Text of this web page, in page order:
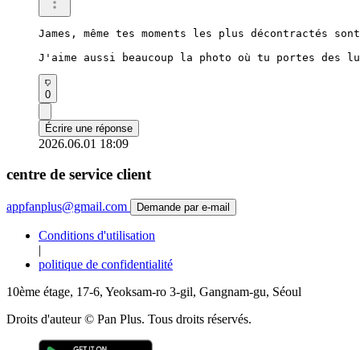
James, même tes moments les plus décontractés
J'aime aussi beaucoup la photo où tu portes des
0
Écrire une réponse
2026.06.01 18:09
centre de service client
appfanplus@gmail.com Demande par e-mail
Conditions d'utilisation
|
politique de confidentialité
10ème étage, 17-6, Yeoksam-ro 3-gil, Gangnam-gu, Séoul
Droits d'auteur © Pan Plus. Tous droits réservés.